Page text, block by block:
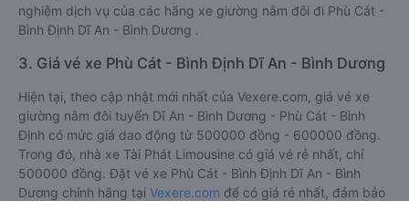
nghiệm dịch vụ của các hãng xe giường nằm đôi đi Phù Cát -
Bình Định Dĩ An - Bình Dương .
3. Giá vé xe Phù Cát - Bình Định Dĩ An - Bình Dương
Hiện tại, theo cập nhật mới nhất của Vexere.com, giá vé xe
giường nằm đôi tuyến Dĩ An - Bình Dương - Phù Cát - Bình
Định có mức giá dao động từ 500000 đồng - 600000 đồng.
Trong đó, nhà xe Tài Phát Limousine có giá vé rẻ nhất, chỉ
500000 đồng. Đặt vé xe Phù Cát - Bình Định Dĩ An - Bình
Dương chính hãng tại Vexere.com để có giá rẻ nhất, đảm bảo